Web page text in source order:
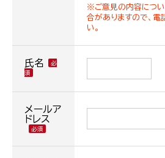
※ご意見の内容につ
合がありますので、
い。
氏名
メールア
ドレス